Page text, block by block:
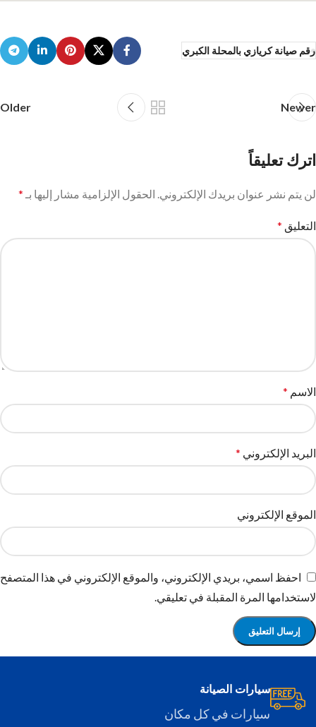
رقم صيانة كريازي بالمحلة الكبري
Newer
Older
اترك تعليقاً
لن يتم نشر عنوان بريدك الإلكتروني. الحقول الإلزامية مشار إليها بـ *
التعليق *
الاسم *
البريد الإلكتروني *
الموقع الإلكتروني
احفظ اسمي، بريدي الإلكتروني، والموقع الإلكتروني في هذا المتصفح
لاستخدامها المرة المقبلة في تعليقي.
سيارات الصيانة
سيارات في كل مكان